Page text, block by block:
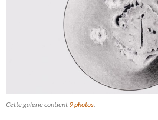
Cette galerie contient 9 photos